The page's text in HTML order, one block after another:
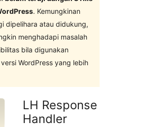
. Kemungkinan
dipelihara atau didukung,
menghadapi masalah
bila digunakan
WordPress yang lebih
LH Response
Handler